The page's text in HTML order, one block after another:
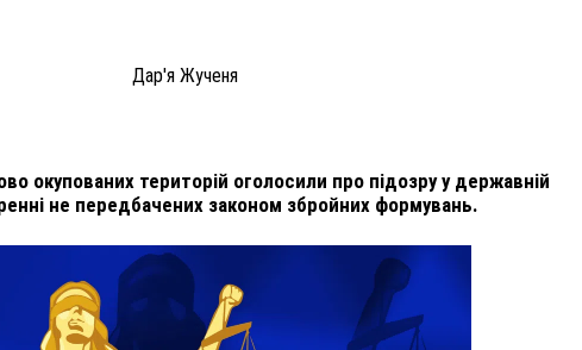
Дар'я Жученя
окупованих територій оголосили про підозру у державній
не передбачених законом збройних формувань.